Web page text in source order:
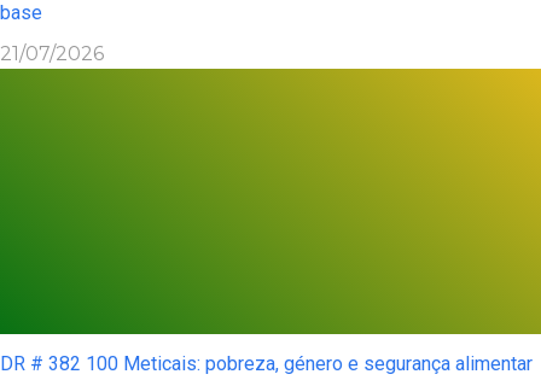
base
21/07/2026
DR # 382 100 Meticais: pobreza, género e segurança alimentar